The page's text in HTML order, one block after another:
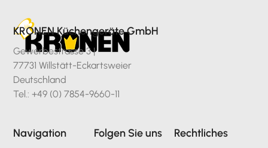
KRONEN Küchengeräte GmbH
Gewerbestrasse 3 |
77731 Willstätt-Eckartsweier
Deutschland
Tel.: +49 (0) 7854-9660-11
Navigation Folgen Sie uns Rechtliches